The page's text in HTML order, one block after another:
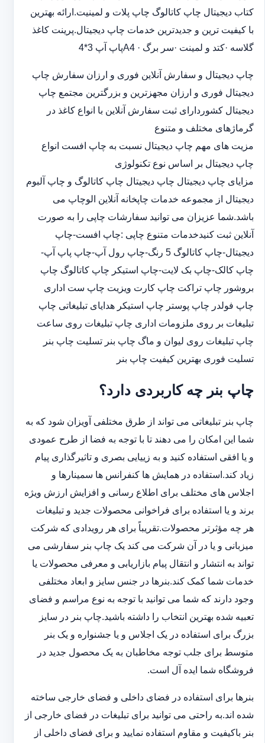
کتاب دیجیتال چاپ کاتالوگ چاپ پلات و لمینیت.ارائه بهترین
با کیفیت ترین و جدیدترین خدمات چاپ دیجیتال.پرینت کاغذ
گلاسه ·‎کتد و لمینت ·‎سر برگ A4 ·‎پاپ آپ 3*4
چاپ دیجیتال و سفارش آنلاین فوری و ارزان سفارش چاپ
دیجیتال فوری و ارزان مجهزترین و بزرگترین مجتمع چاپ
دیجیتال کشوردارای ثبت سفارش آنلاین با انواع کاغذ در
گرماژهای مختلف و متنوع
مزیت های مهم چاپ دیجیتال نسبت به چاپ افست انواع
چاپ دیجیتال بر اساس نوع تکنولوژی
مزایای چاپ دیجیتال چاپ دیجیتال چاپ کاتالوگ و چاپ آلبوم
دیجیتال از مجموعه خدمات چاپخانه آنلاین الوچاپ می
باشد.شما عزیزان می توانید سفارشات چاپی را به صورت
آنلاین ثبت کنیدخدمات متنوع چاپی :چاپ افست-چاپ
دیجیتال-چاپ کاتالوگ 5 رنگ-چاپ رول آپ-چاپ پاپ آپ-
چاپ کالک-چاپ بک لایت-چاپ استیکر چاپ کاتالوگ چاپ
بروشور چاپ تراکت چاپ کارت ویزیت چاپ ست اداری
چاپ فولدر چاپ پوستر چاپ استیکر هدایای تبلیغاتی چاپ
تبلیغات بر روی ملزومات اداری چاپ تبلیغات روی ساعت
چاپ تبلیغات روی لیوان و ماگ چاپ بنر تسلیت چاپ بنر
تسلیت فوری بهترین کیفیت چاپ بنر
چاپ بنر چه کاربردی دارد؟
چاپ بنر تبلیغاتی می تواند از طرق مختلفی آویزان شود که به
شما این امکان را می دهند تا با توجه به فضا از طرح عمودی
و یا افقی استفاده کنید و به زییایی بصری و تاثیرگذاری پیام
زیاد کند.استفاده در همایش ها کنفرانس ها سمینارها و
اجلاس های مختلف برای اطلاع رسانی و افزایش ارزش ویژه
برند و یا استفاده برای فراخوانی محصولات جدید و تبلیغات
هر چه مؤثرتر محصولات.تقریباً برای هر رویدادی که شرکت
میزبانی و یا در آن شرکت می کند یک چاپ بنر سفارشی می
تواند به انتشار و انتقال پیام بازاریابی و معرفی محصولات یا
خدمات شما کمک کند.بنرها در جنس سایز و ابعاد مختلفی
وجود دارند که شما می توانید با توجه به نوع مراسم و فضای
تعبیه شده بهترین انتخاب را داشته باشید.چاپ بنر در سایز
بزرگ برای استفاده در یک اجلاس و یا جشنواره و یک بنر
متوسط برای جلب توجه مخاطبان به یک محصول جدید در
فروشگاه شما ایده آل است.
بنرها برای استفاده در فضای داخلی و فضای خارجی ساخته
شده اند.به راحتی می توانید برای تبلیغات در فضای خارجی از
بنر باکیفیت و مقاوم استفاده نمایید و برای فضای داخلی از